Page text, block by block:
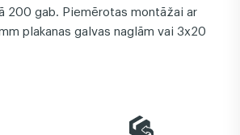
200 gab. Piemērotas montāžai ar
plakanas galvas naglām vai 3x20